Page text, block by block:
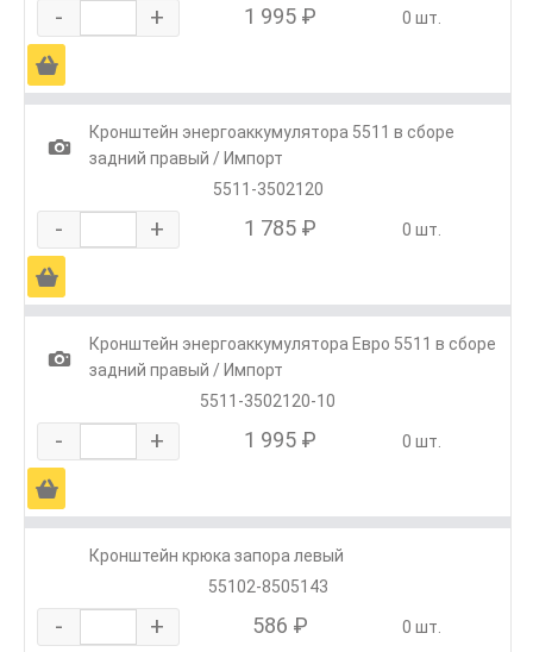
- + 1 995 ₽ 0 шт.
Ä
1
Кронштейн энергоаккумулятора 5511 в сборе
задний правый / Импорт
5511-3502120
- + 1 785 ₽ 0 шт.
Ä
1
Кронштейн энергоаккумулятора Евро 5511 в сборе
задний правый / Импорт
5511-3502120-10
- + 1 995 ₽ 0 шт.
Ä
Кронштейн крюка запора левый
55102-8505143
- + 586 ₽ 0 шт.